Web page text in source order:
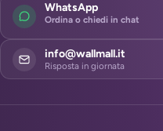
WhatsApp
Ordina o chiedi in chat
info@wallmall.it
Risposta in giornata